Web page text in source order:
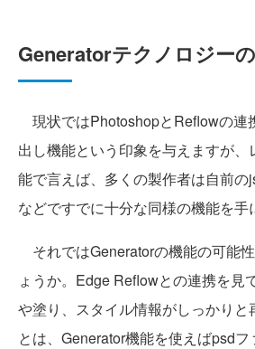
Generatorテクノロジー
現状ではPhotoshopとReflowの連
出し機能という印象を与えますが
能で言えば、多くの製作者は自前の
などですでに十分な同様の機能を手
それではGeneratorの機能の可能
ょうか。Edge Reflowとの連携を見
や塗り、スタイル情報がしっかりと
とは、Generator機能を使えばpsd